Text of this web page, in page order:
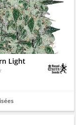
Light